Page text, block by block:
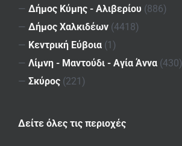
— Δήμος Κύμης - Αλιβερίου (886)
— Δήμος Χαλκιδέων (4418)
— Κεντρική Εύβοια (1)
— Λίμνη - Μαντούδι - Αγία Άννα (430)
— Σκύρος (221)
Δείτε όλες τις περιοχές